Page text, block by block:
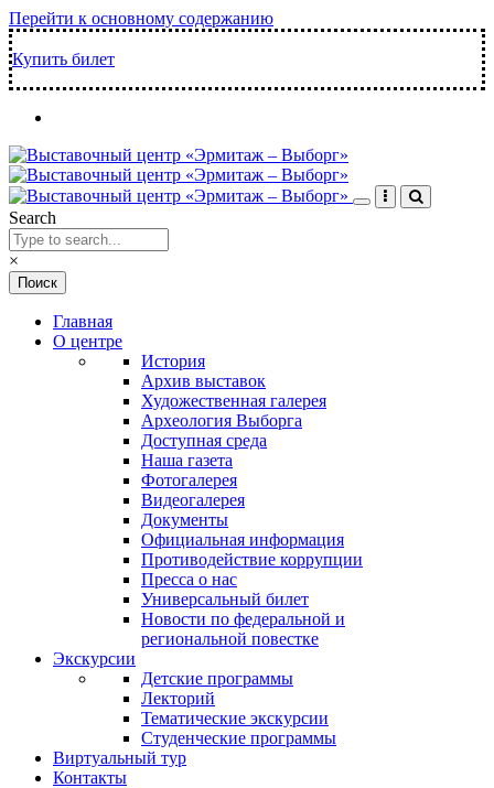
Перейти к основному содержанию
Купить билет
Search
×
Главная
О центре
История
Архив выставок
Художественная галерея
Археология Выборга
Доступная среда
Наша газета
Фотогалерея
Видеогалерея
Документы
Официальная информация
Противодействие коррупции
Пресса о нас
Универсальный билет
Новости по федеральной и
региональной повестке
Экскурсии
Детские программы
Лекторий
Тематические экскурсии
Студенческие программы
Виртуальный тур
Контакты